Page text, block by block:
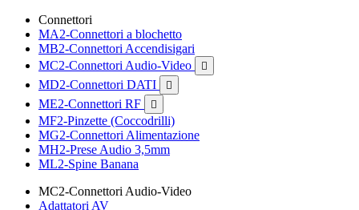
Connettori
MA2-Connettori a blochetto
MB2-Connettori Accendisigari
MC2-Connettori Audio-Video

MD2-Connettori DATI 
ME2-Connettori RF 
MF2-Pinzette (Coccodrilli)
MG2-Connettori Alimentazione
MH2-Prese Audio 3,5mm
ML2-Spine Banana
MC2-Connettori Audio-Video
Adattatori AV